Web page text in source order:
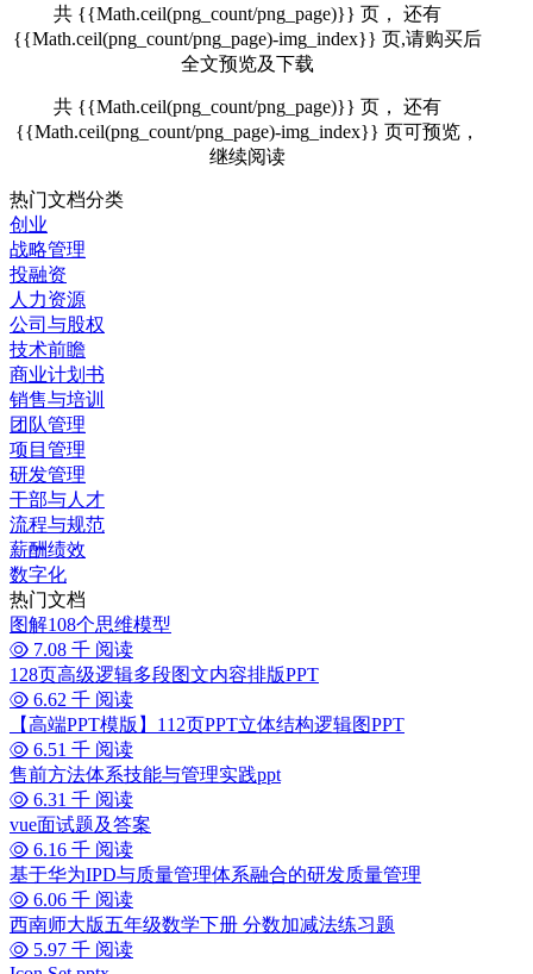
共 {{Math.ceil(png_count/png_page)}} 页， 还有
{{Math.ceil(png_count/png_page)-img_index}} 页,请购买后
全文预览及下载
共 {{Math.ceil(png_count/png_page)}} 页， 还有
{{Math.ceil(png_count/png_page)-img_index}} 页可预览，
继续阅读
热门文档分类
创业
战略管理
投融资
人力资源
公司与股权
技术前瞻
商业计划书
销售与培训
团队管理
项目管理
研发管理
干部与人才
流程与规范
薪酬绩效
数字化
热门文档
图解108个思维模型
7.08 千 阅读
128页高级逻辑多段图文内容排版PPT
6.62 千 阅读
【高端PPT模版】112页PPT立体结构逻辑图PPT
6.51 千 阅读
售前方法体系技能与管理实践ppt
6.31 千 阅读
vue面试题及答案
6.16 千 阅读
基于华为IPD与质量管理体系融合的研发质量管理
6.06 千 阅读
西南师大版五年级数学下册 分数加减法练习题
5.97 千 阅读